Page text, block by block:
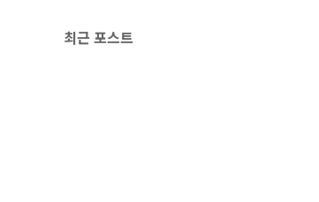
최근 포스트